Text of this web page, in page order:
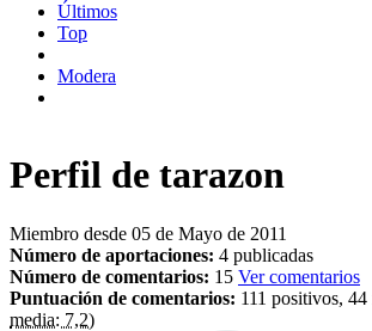
Últimos
Top
Modera
Perfil de tarazon
Miembro desde 05 de Mayo de 2011
Número de aportaciones: 4 publicadas
Número de comentarios: 15 Ver comentarios
Puntuación de comentarios: 111 positivos, 44
media: 7,2)